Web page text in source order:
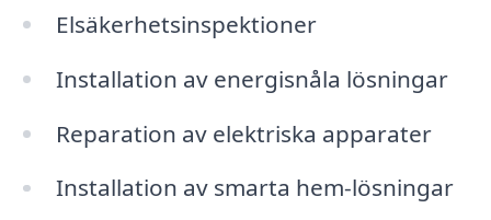
Elsäkerhetsinspektioner
Installation av energisnåla lösningar
Reparation av elektriska apparater
Installation av smarta hem-lösningar